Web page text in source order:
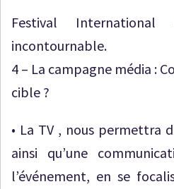
Festival
incontournable.
4 – La campagne média :
cible ?
• La TV , nous permettra
ainsi qu’une
l’événement, en se